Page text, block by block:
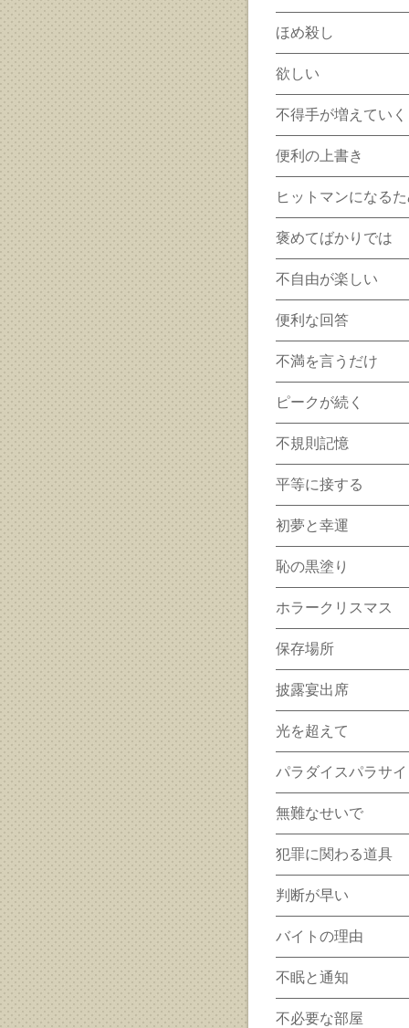
ほめ殺し
欲しい
不得手が増えていく
便利の上書き
ヒットマンになる
褒めてばかりでは
不自由が楽しい
便利な回答
不満を言うだけ
ピークが続く
不規則記憶
平等に接する
初夢と幸運
恥の黒塗り
ホラークリスマス
保存場所
披露宴出席
光を超えて
パラダイスパラサ
無難なせいで
犯罪に関わる道具
判断が早い
バイトの理由
不眠と通知
不必要な部屋